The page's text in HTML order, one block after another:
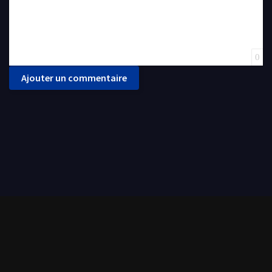
0
Ajouter un commentaire